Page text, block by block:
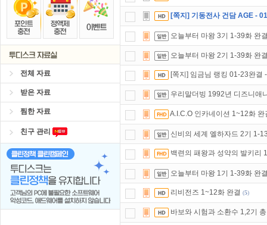
전체 자료
받은 자료
찜한 자료
친구 관리
[쪽지] 기동전사 건담 AGE -
오늘부터 마왕 3기 1-39화 완
오늘부터 마왕 2기 1-39화 완
[쪽지] 임금님 랭킹 01-23완결
우리말더빙 1992년 디즈니애
A.I.C.O 인카네이션 1~12화 완
신비의 세계 엘하자드 2기 1-
백련의 패왕과 성약의 발키리
오늘부터 마왕 1기 1-39화 완
리비전즈 1~12화 완결 (5)
바보와 시험과 소환수 1,2기